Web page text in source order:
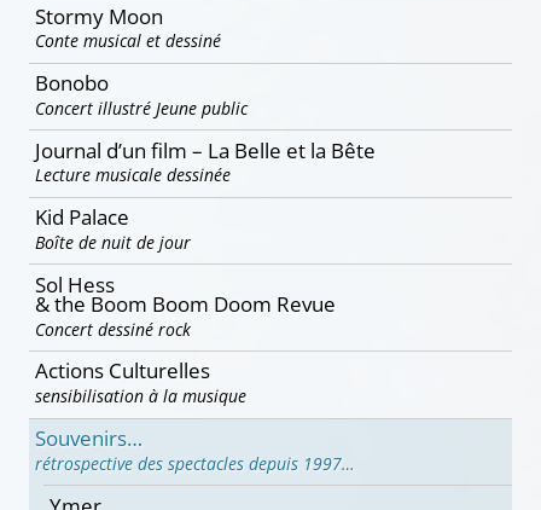
Stormy Moon
Conte musical et dessiné
Bonobo
Concert illustré Jeune public
Journal d’un film – La Belle et la Bête
Lecture musicale dessinée
Kid Palace
Boîte de nuit de jour
Sol Hess
& the Boom Boom Doom Revue
Concert dessiné rock
Actions Culturelles
sensibilisation à la musique
Souvenirs…
rétrospective des spectacles depuis 1997…